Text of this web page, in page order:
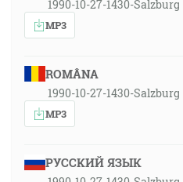
1990-10-27-1430-Salzburg
MP3
ROMÂNA
1990-10-27-1430-Salzburg
MP3
РУССКИЙ ЯЗЫК